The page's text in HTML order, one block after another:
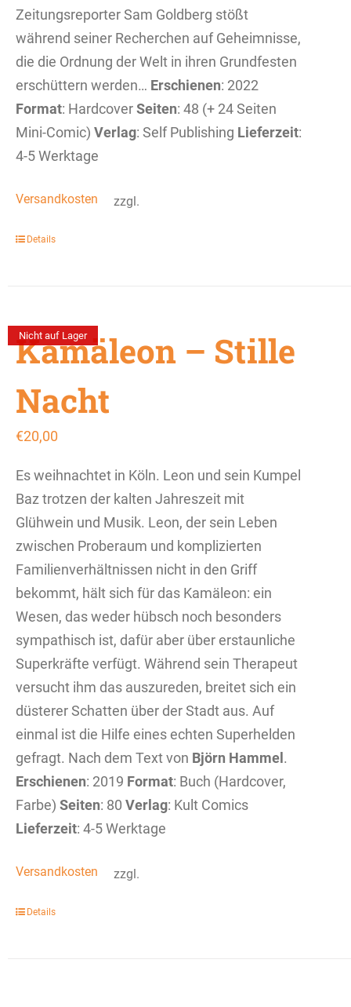
Zeitungsreporter Sam Goldberg stößt
während seiner Recherchen auf Geheimnisse,
die die Ordnung der Welt in ihren Grundfesten
erschüttern werden… Erschienen: 2022
Format: HardcoverSeiten: 48 (+ 24 Seiten
Mini-Comic) Verlag: Self Publishing Lieferzeit:
4-5 Werktage
zzgl.
Versandkosten
Details
Nicht auf Lager
Kamäleon – Stille
Nacht
€20,00
Es weihnachtet in Köln. Leon und sein Kumpel
Baz trotzen der kalten Jahreszeit mit
Glühwein und Musik. Leon, der sein Leben
zwischen Proberaum und komplizierten
Familienverhältnissen nicht in den Griff
bekommt, hält sich für das Kamäleon: ein
Wesen, das weder hübsch noch besonders
sympathisch ist, dafür aber über erstaunliche
Superkräfte verfügt. Während sein Therapeut
versucht ihm das auszureden, breitet sich ein
düsterer Schatten über der Stadt aus. Auf
einmal ist die Hilfe eines echten Superhelden
gefragt. Nach dem Text von Björn Hammel .
Erschienen: 2019 Format: Buch (Hardcover,
Farbe) Seiten: 80 Verlag: Kult Comics
Lieferzeit: 4-5 Werktage
zzgl.
Versandkosten
Details